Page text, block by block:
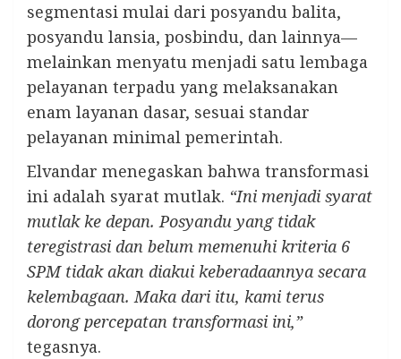
segmentasi mulai dari posyandu balita,
posyandu lansia, posbindu, dan lainnya—
melainkan menyatu menjadi satu lembaga
pelayanan terpadu yang melaksanakan
enam layanan dasar, sesuai standar
pelayanan minimal pemerintah.
Elvandar menegaskan bahwa transformasi
ini adalah syarat mutlak. “Ini menjadi syarat
mutlak ke depan. Posyandu yang tidak
teregistrasi dan belum memenuhi kriteria 6
SPM tidak akan diakui keberadaannya secara
kelembagaan. Maka dari itu, kami terus
dorong percepatan transformasi ini,”
tegasnya.